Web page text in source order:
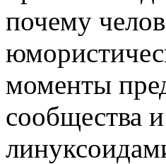
почему
моменты
сообщества